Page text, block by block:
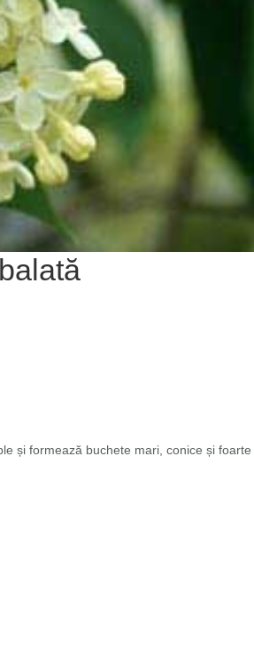
și formează buchete mari, conice și foarte